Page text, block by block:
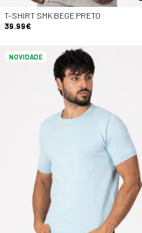
T-SHIRT SMK BEGE PRETO
39.99€
NOVIDADE